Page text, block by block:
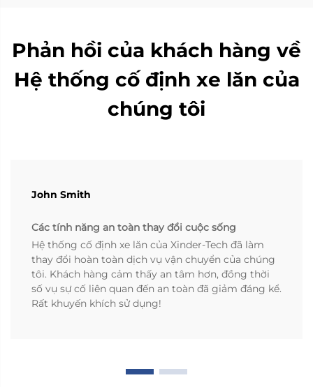
Phản hồi của khách hàng về
Hệ thống cố định xe lăn của
chúng tôi
John Smith
Các tính năng an toàn thay đổi cuộc sống
Hệ thống cố định xe lăn của Xinder-Tech đã làm
thay đổi hoàn toàn dịch vụ vận chuyển của chúng
tôi. Khách hàng cảm thấy an tâm hơn, đồng thời
số vụ sự cố liên quan đến an toàn đã giảm đáng kể.
Rất khuyến khích sử dụng!